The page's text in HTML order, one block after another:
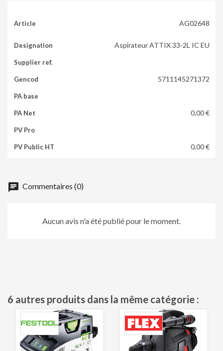
AG02648
Aspirateur ATTIX 33-2L IC EU
5711145271372
0,00 €
0,00 €
chat Commentaires (0)
Aucun avis n'a été publié pour le moment.
6 autres produits dans la même catégorie :